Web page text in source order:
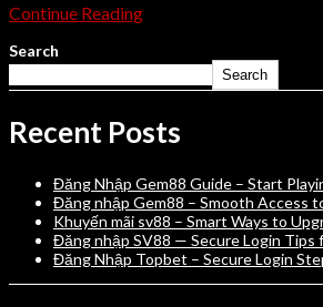
Continue Reading
Search
Search
Recent Posts
Đăng Nhập Gem88 Guide – Start
Đăng nhập Gem88 – Smooth Access
Khuyến mãi sv88 – Smart Ways to
Đăng nhập SV88 — Secure Login Tips
Đăng Nhập Topbet – Secure Login